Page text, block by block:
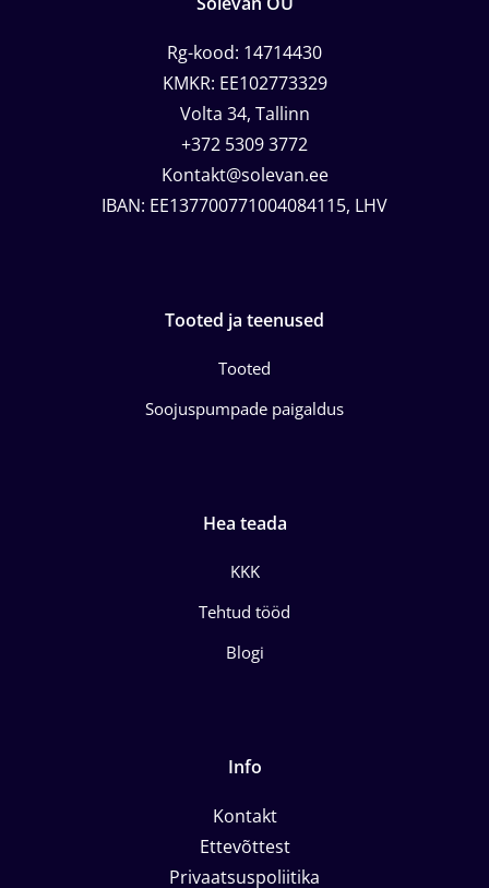
Rg-kood: 14714430
KMKR: EE102773329
Volta 34, Tallinn
+372 5309 3772
Kontakt@solevan.ee
IBAN: EE137700771004084115, LHV
Tooted ja teenused
Tooted
Soojuspumpade paigaldus
Hea teada
KKK
Tehtud tööd
Blogi
Info
Kontakt
Ettevõttest
Privaatsuspoliitika